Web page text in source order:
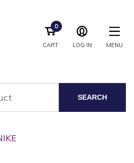
CART
0
LOG IN MENU
SEARCH